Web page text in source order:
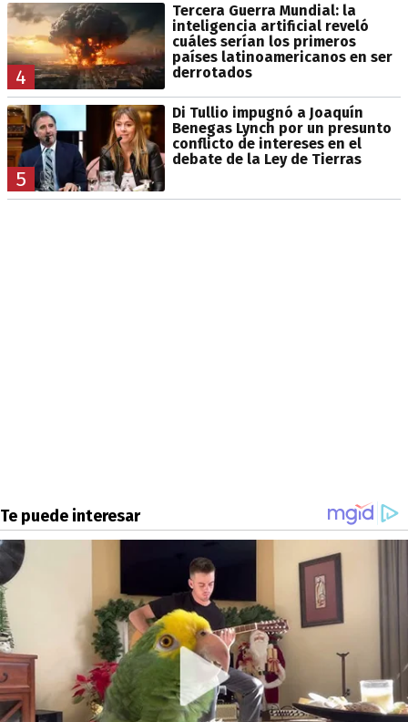
4
Tercera Guerra Mundial: la
inteligencia artificial reveló
cuáles serían los primeros
países latinoamericanos en ser
derrotados
5
Di Tullio impugnó a Joaquín
Benegas Lynch por un presunto
conflicto de intereses en el
debate de la Ley de Tierras